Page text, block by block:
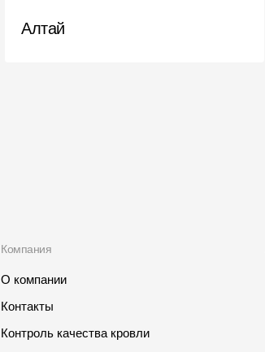
Алтай
Компания
О компании
Контакты
Контроль качества кровли